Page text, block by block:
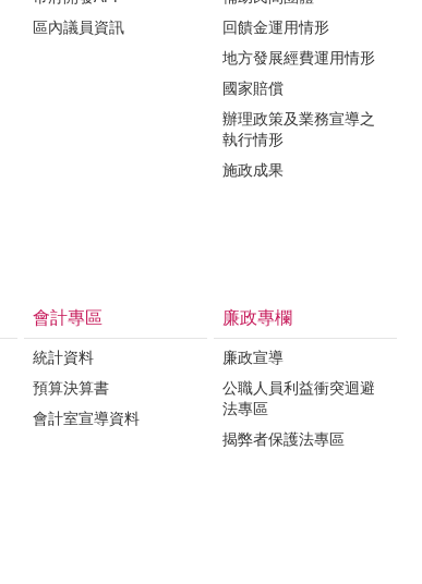
區內議員資訊
回饋金運用情形
地方發展經費運用情形
國家賠償
辦理政策及業務宣導之
執行情形
施政成果
會計專區
統計資料
預算決算書
會計室宣導資料
廉政專欄
廉政宣導
公職人員利益衝突迴避
法專區
揭弊者保護法專區